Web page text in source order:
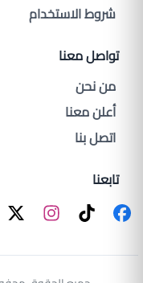
شروط الاستخدام
تواصل معنا
من نحن
أعلن معنا
اتصل بنا
تابعنا